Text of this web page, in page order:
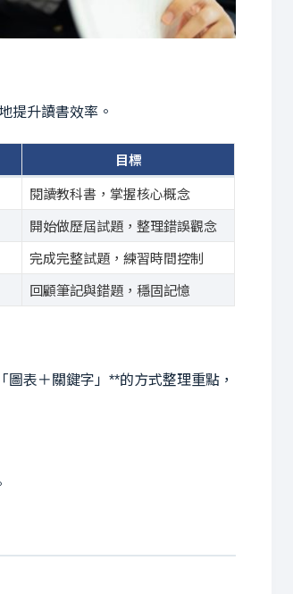
提升讀書效率。
目標
閱讀教科書，掌握核心概念
開始做歷屆試題，整理錯誤觀念
完成完整試題，練習時間控制
回顧筆記與錯題，穩固記憶
圖表＋關鍵字」**的方式整理重點，